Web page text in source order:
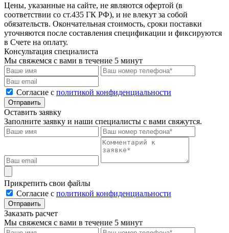
Цены, указанные на сайте, не являются офертой (в
соответствии со ст.435 ГК РФ), и не влекут за собой
обязательств. Окончательная стоимость, сроки поставки
уточняются после составления спецификации и фиксируются
в Счете на оплату.
Консультация специалиста
Мы свяжемся с вами в течение 5 минут
Cогласие с политикой конфиденциальности
Отправить
Оставить заявку
Заполните заявку и наши специалисты с вами свяжутся.
Прикрепить свои файлы
Cогласие с политикой конфиденциальности
Отправить
Заказать расчет
Мы свяжемся с вами в течение 5 минут